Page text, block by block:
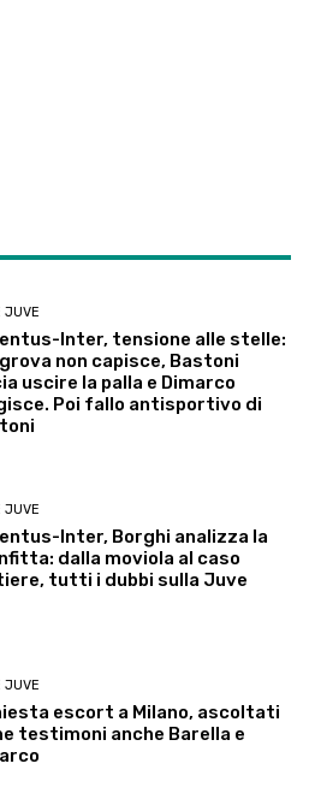
JUVE
Inter, tensione alle stelle:
non capisce, Bastoni
uscire la palla e Dimarco
Poi fallo antisportivo di
JUVE
Inter, Borghi analizza la
dalla moviola al caso
tutti i dubbi sulla Juve
JUVE
escort a Milano, ascoltati
testimoni anche Barella e